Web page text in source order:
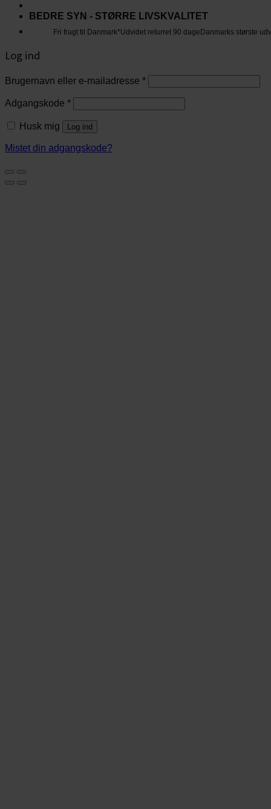
BEDRE SYN - STØRRE LIVSKVALITET
Fri fragt til Danmark*Udvidet returret 90 dageDanmarks største
Log ind
Brugernavn eller e-mailadresse *
Adgangskode *
Husk mig Log ind
Mistet din adgangskode?